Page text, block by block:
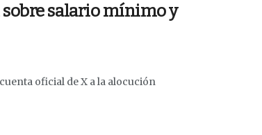
sobre salario mínimo y
oficial de X a la alocución